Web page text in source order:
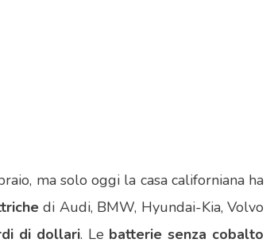
ma solo oggi la casa californiana ha
di Audi, BMW, Hyundai-Kia, Volvo
di dollari. Le batterie senza cobalto